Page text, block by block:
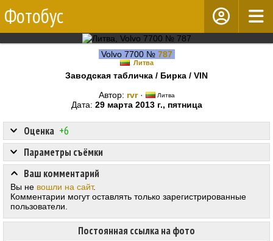
Фотобус
Volvo 7700 № 787
Литва
Заводская табличка / Бирка / VIN
Автор: rvr· Литва
Дата: 29 марта 2013 г., пятница
Оценка +6
Постоянная ссылка на фото
Параметры съёмки
Ваш комментарий
Вы не вошли на сайт.
Комментарии могут оставлять только зарегистрированные
пользователи.